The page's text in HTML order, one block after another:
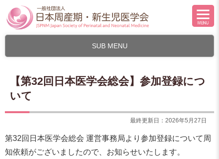
SUB MENU
【第32回日本医学会総会】参加登録につ
いて
最終更新日：2026年5月27日
第32回日本医学会総会 運営事務局より参加登録について周
知依頼がございましたので、お知らせいたします。